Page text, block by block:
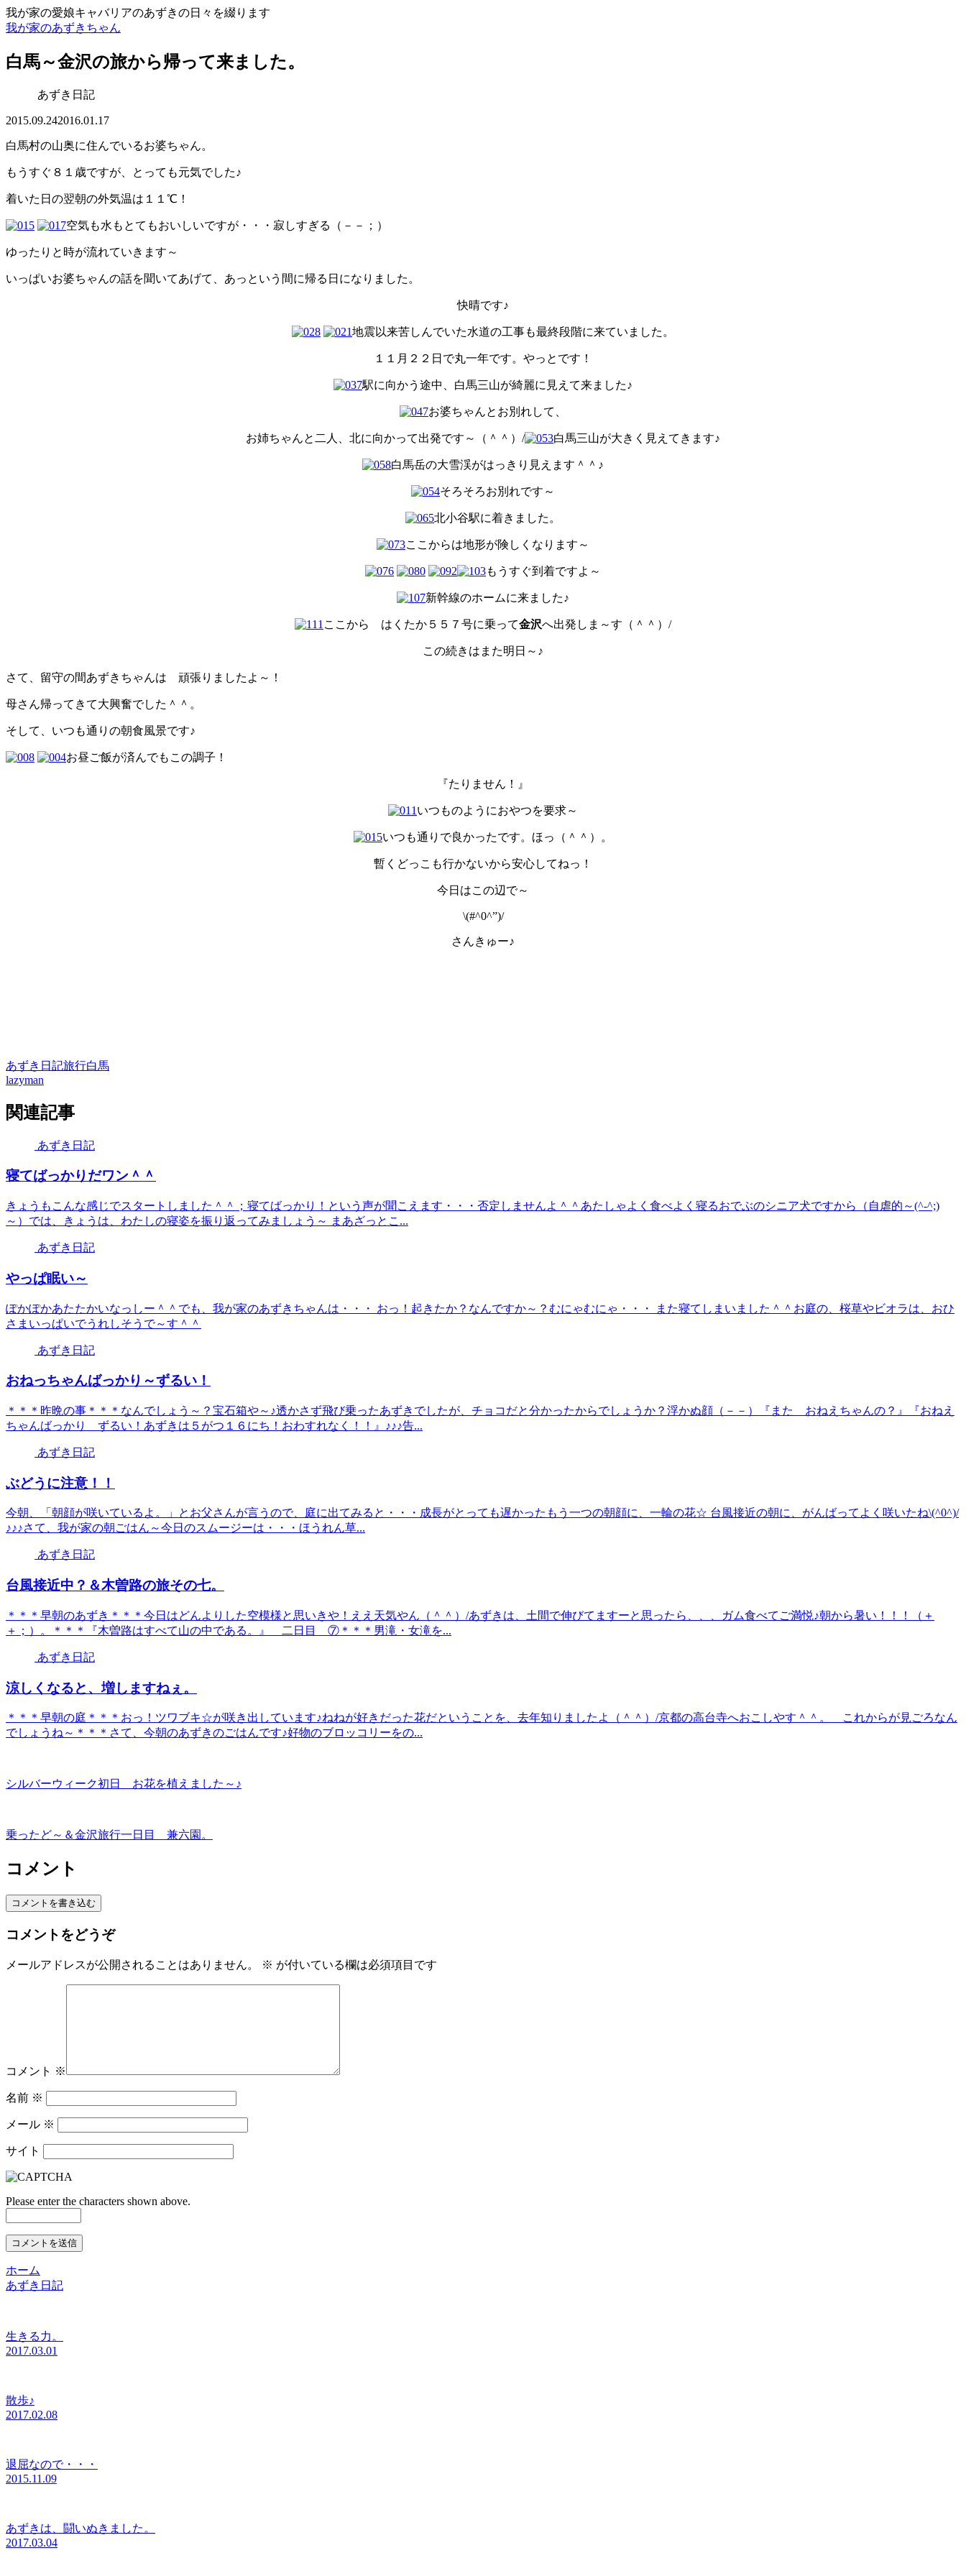
我が家の愛娘キャバリアのあずきの日々を綴ります
我が家のあずきちゃん
白馬～金沢の旅から帰って来ました。
あずき日記
2015.09.242016.01.17
白馬村の山奥に住んでいるお婆ちゃん。
もうすぐ８１歳ですが、とっても元気でした♪
着いた日の翌朝の外気温は１１℃！
空気も水もとてもおいしいですが・・・寂しすぎる（－－；）
ゆったりと時が流れていきます～
いっぱいお婆ちゃんの話を聞いてあげて、あっという間に帰る日になりました。
快晴です♪
地震以来苦しんでいた水道の工事も最終段階に来ていました。
１１月２２日で丸一年です。やっとです！
駅に向かう途中、白馬三山が綺麗に見えて来ました♪
お婆ちゃんとお別れして、
お姉ちゃんと二人、北に向かって出発です～（＾＾）/ 白馬三山が大きく見えてきます♪
白馬岳の大雪渓がはっきり見えます＾＾♪
そろそろお別れです～
北小谷駅に着きました。
ここからは地形が険しくなります～
もうすぐ到着ですよ～
新幹線のホームに来ました♪
ここから はくたか５５７号に乗って金沢へ出発しま～す（＾＾）/
この続きはまた明日～♪
さて、留守の間あずきちゃんは 頑張りましたよ～！
母さん帰ってきて大興奮でした＾＾。
そして、いつも通りの朝食風景です♪
お昼ご飯が済んでもこの調子！
『たりません！』
いつものようにおやつを要求～
いつも通りで良かったです。ほっ（＾＾）。
暫くどっこも行かないから安心してねっ！
今日はこの辺で～
\(#^0^”)/
さんきゅー♪
あずき日記旅行白馬
lazyman
関連記事
あずき日記
寝てばっかりだワン＾＾
きょうもこんな感じでスタートしました＾＾；寝てばっかり！という声が聞こえます・・・否定しませんよ＾＾あたしゃよく食べよく寝るおでぶのシニア犬ですから（自虐的～(^-^;)
～）では、きょうは、わたしの寝姿を振り返ってみましょう～ まあざっとこ...
あずき日記
やっぱ眠い～
ぽかぽかあたたかいなっしー＾＾でも、我が家のあずきちゃんは・・・ おっ！起きたか？なんですか～？むにゃむにゃ・・・ また寝てしまいました＾＾お庭の、桜草やビオラは、おひ
さまいっぱいでうれしそうで～す＾＾
あずき日記
おねっちゃんばっかり～ずるい！
＊＊＊昨晩の事＊＊＊なんでしょう～？宝石箱や～♪透かさず飛び乗ったあずきでしたが、チョコだと分かったからでしょうか？浮かぬ顔（－－）『また おねえちゃんの？』『おねえ
ちゃんばっかり ずるい！あずきは５がつ１６にち！おわすれなく！！』♪♪♪告...
あずき日記
ぶどうに注意！！
今朝、「朝顔が咲いているよ。」とお父さんが言うので、庭に出てみると・・・成長がとっても遅かったもう一つの朝顔に、一輪の花☆ 台風接近の朝に、がんばってよく咲いたね\(^0^)/
♪♪♪さて、我が家の朝ごはん～今日のスムージーは・・・ほうれん草...
あずき日記
台風接近中？＆木曽路の旅その七。
＊＊＊早朝のあずき＊＊＊今日はどんよりした空模様と思いきや！ええ天気やん（＾＾）/あずきは、土間で伸びてますーと思ったら、、、ガム食べてご満悦♪朝から暑い！！！（＋
＋；）。＊＊＊『木曽路はすべて山の中である。』 二日目 ⑦＊＊＊男滝・女滝を...
あずき日記
涼しくなると、増しますねぇ。
＊＊＊早朝の庭＊＊＊おっ！ツワブキ☆が咲き出しています♪ねねが好きだった花だということを、去年知りましたよ（＾＾）/京都の高台寺へおこしやす＾＾。 これからが見ごろなん
でしょうね～＊＊＊さて、今朝のあずきのごはんです♪好物のブロッコリーをの...
シルバーウィーク初日 お花を植えました～♪
乗ったど～＆金沢旅行一日目 兼六園。
コメント
コメントを書き込む
コメントをどうぞ
メールアドレスが公開されることはありません。 ※ が付いている欄は必須項目です
コメント ※
名前 ※
メール ※
サイト
Please enter the characters shown above.
ホーム
あずき日記
生きる力。
2017.03.01
散歩♪
2017.02.08
退屈なので・・・
2015.11.09
あずきは、闘いぬきました。
2017.03.04